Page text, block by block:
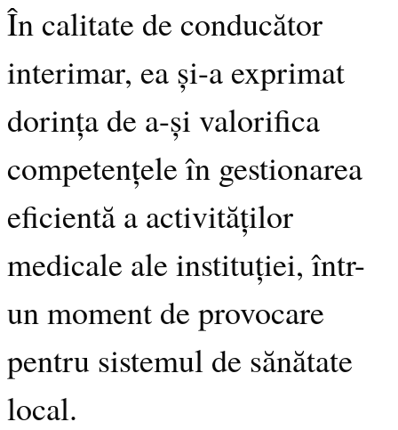
În calitate de conducător
interimar, ea și-a exprimat
dorința de a-și valorifica
competențele în gestionarea
eficientă a activităților
medicale ale instituției, într-
un moment de provocare
pentru sistemul de sănătate
local.